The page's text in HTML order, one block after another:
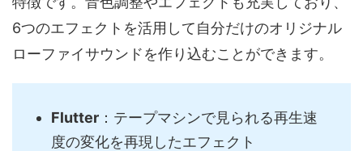
6つのエフェクトを活用して自分だけのオリジナル
ローファイサウンドを作り込むことができます。
Flutter ：テープマシンで見られる再生速
度の変化を再現したエフェクト